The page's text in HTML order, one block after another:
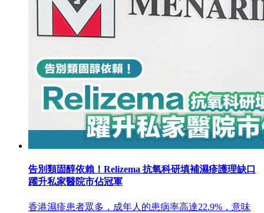
告別類固醇依賴！Relizema 抗氧科研填補濕疹護理缺口
躍升私家醫院市佔冠軍
香港濕疹患者眾多，成年人的患病率高達22.9%，意味